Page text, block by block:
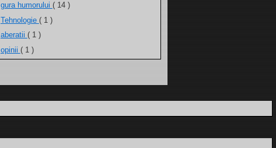
gura humorului ( 14 )
Tehnologie ( 1 )
aberatii ( 1 )
opinii ( 1 )